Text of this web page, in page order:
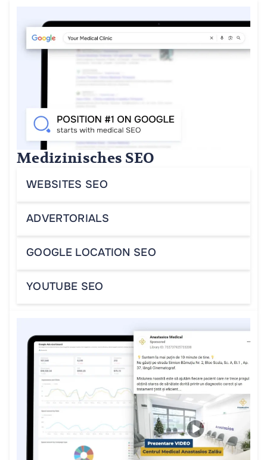
Medizinisches SEO
WEBSITES SEO
ADVERTORIALS
GOOGLE LOCATION SEO
YOUTUBE SEO